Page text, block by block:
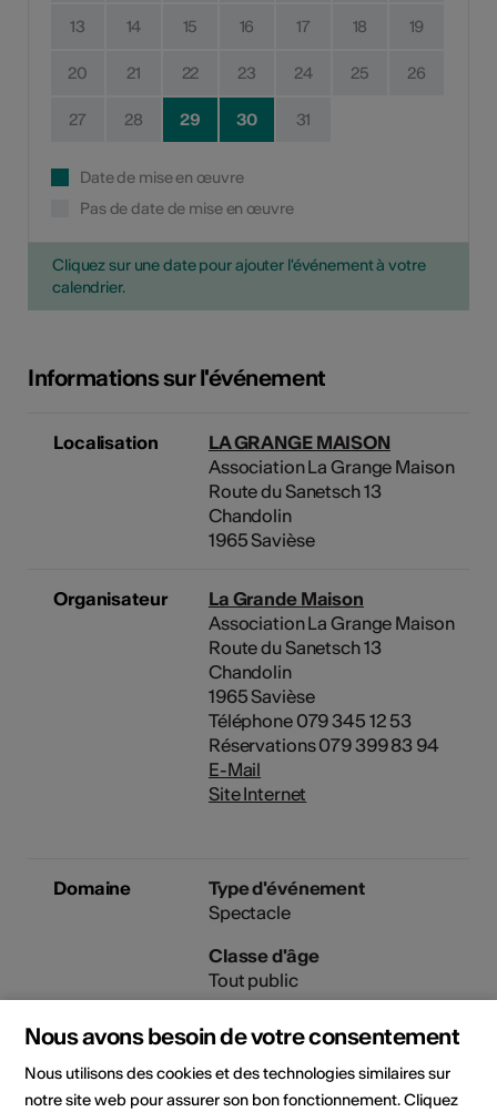
13 14 15 16 17 18 19
20 21 22 23 24 25 26
27 28 29 30 31
Date de mise en œuvre
Pas de date de mise en œuvre
Cliquez sur une date pour ajouter l'événement à votre
calendrier.
Informations sur l'événement
Localisation
LA GRANGE MAISON
Association La Grange Maison
Route du Sanetsch 13
Chandolin
1965 Savièse
Organisateur
La Grande Maison
Association La Grange Maison
Route du Sanetsch 13
Chandolin
1965 Savièse
Téléphone 079 345 12 53
Réservations 079 399 83 94
E-Mail
Site Internet
Domaine
Type d'événement
Spectacle
Classe d'âge
Tout public
Lieu de l'événement
Nous avons besoin de votre consentement
Nous utilisons des cookies et des technologies similaires sur
notre site web pour assurer son bon fonctionnement. Cliquez